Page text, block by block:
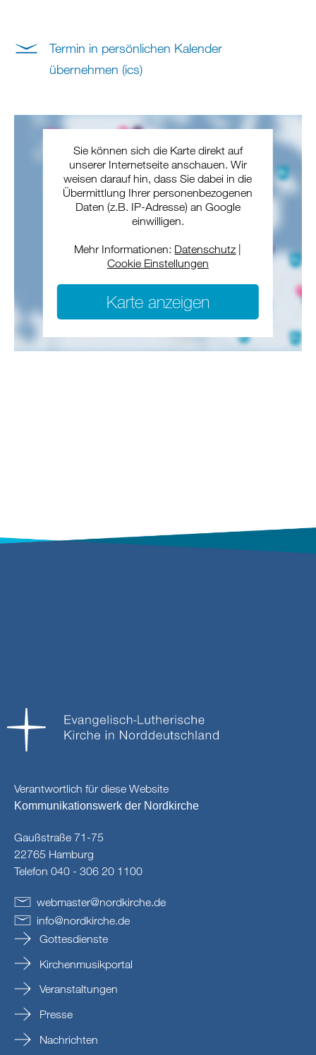
Termin in persönlichen Kalender
übernehmen (ics)
Sie können sich die Karte direkt auf
unserer Internetseite anschauen. Wir
weisen darauf hin, dass Sie dabei in die
Übermittlung Ihrer personenbezogenen
Daten (z.B. IP-Adresse) an Google
einwilligen.
Mehr Informationen: Datenschutz
Cookie Einstellungen
Karte anzeigen
Verantwortlich für diese Website
Kommunikationswerk der Nordkirche
Gaußstraße 71-75
22765 Hamburg
Telefon 040 - 306 20 1100
webmaster@nordkirche.de
info@nordkirche.de
Gottesdienste
Kirchenmusikportal
Veranstaltungen
Presse
Nachrichten